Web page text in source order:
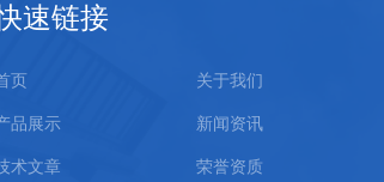
速链接
页 关于我们
品展示 新闻资讯
术文章 荣誉资质